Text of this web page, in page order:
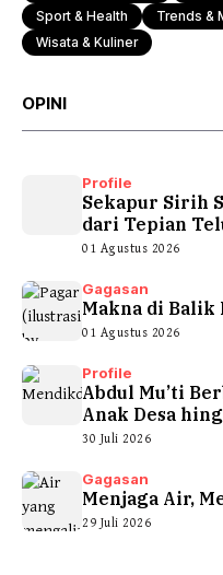
Sport & Health Trends &
Wisata & Kuliner
OPINI
Profile
Sekapur Sirih
dari Tepian
01 Agustus 2026
Gagasan
Makna di Balik
01 Agustus 2026
Profile
Abdul Mu’ti
Anak Desa
30 Juli 2026
Gagasan
Menjaga Air,
29 Juli 2026